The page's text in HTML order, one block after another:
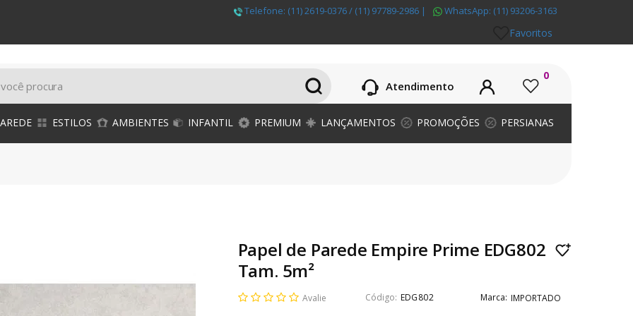
Telefone: (11) 2619-0376 / (11) 97789-2986 | WhatsApp: (11) 93206-3163
Favoritos
Atendimento
0
ESTILOS AMBIENTES INFANTIL PREMIUM LANÇAMENTOS PROMOÇÕES PERSIANAS
Papel de Parede Empire Prime EDG802
Tam. 5m²
Avalie EDG802 IMPORTADO